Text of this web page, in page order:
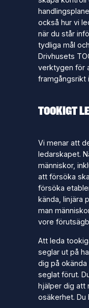
också hur vi
när du står
tydliga mål
Drivhusets
verktygen för
framgångsrikt
TOOKIGT
Vi menar att
ledarskapet.
människor,
att försöka
försöka
kända, linjära
man
vore
Att leda
seglar ut på
dig på okända
seglat förut.
hjälper dig att
osäkerhet.